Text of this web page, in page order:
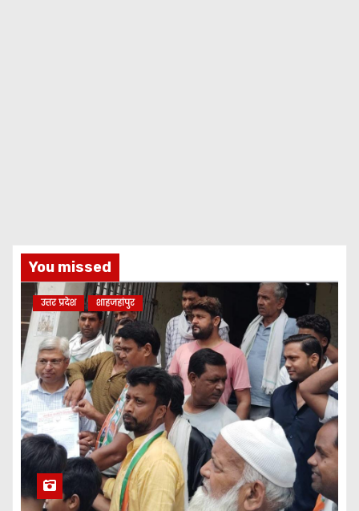
You missed
उत्तर प्रदेश शाहजहांपुर